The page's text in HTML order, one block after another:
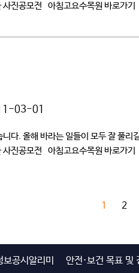
진공모전 아침고요수목원 바로
03-01
다. 올해 바라는 일들이 모두 잘
진공모전 아침고요수목원 바로
1 2
보공시알리미 안전·보건 목표 및